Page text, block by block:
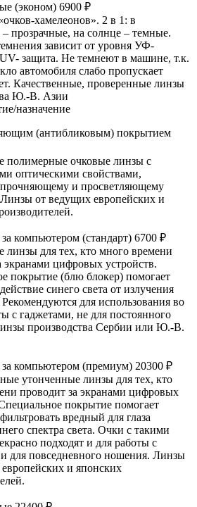
(эконом) 6900 ₽
хамелеонов». 2 в 1: в
прозрачные, на солнце – темные.
зависит от уровня УФ-
защита. Не темнеют в машине, т.к.
автомобиля слабо пропускает
Качественные, проверенные линзы
Ю.-В. Азии
назначение
(антибликовым) покрытием
полимерные очковые линзы с
оптическими свойствами,
и просветляющему
от ведущих европейских и
компьютером (стандарт) 6700 ₽
линзы для тех, кто много времени
экранами цифровых устройств.
покрытие (блю блокер) помогает
синего света от излучения
для использования во
с гаджетами, не для постоянного
производства Сербии или Ю.-В.
компьютером (премиум) 20300 ₽
утонченные линзы для тех, кто
проводит за экранами цифровых
покрытие помогает
вредный для глаза
спектра света. Очки с такими
подходят и для работы с
для повседневного ношения. Линзы
и японских